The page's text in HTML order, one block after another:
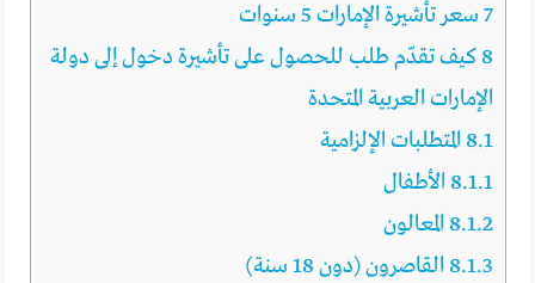
7 سعر تأشيرة الإمارات 5 سنوات
8 كيف تقدّم طلب للحصول على تأشيرة دخول إلى دولة
الإمارات العربية المتحدة
8.1 المتطلبات الإلزامية
8.1.1 الأطفال
8.1.2 المعالون
8.1.3 القاصرون (دون 18 سنة)